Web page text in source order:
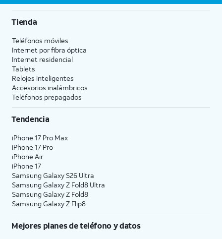
Tienda
Teléfonos móviles
Internet por fibra óptica
Internet residencial
Tablets
Relojes inteligentes
Accesorios inalámbricos
Teléfonos prepagados
Tendencia
iPhone 17 Pro Max
iPhone 17 Pro
iPhone Air
iPhone 17
Samsung Galaxy S26 Ultra
Samsung Galaxy Z Fold8 Ultra
Samsung Galaxy Z Fold8
Samsung Galaxy Z Flip8
Mejores planes de teléfono y datos